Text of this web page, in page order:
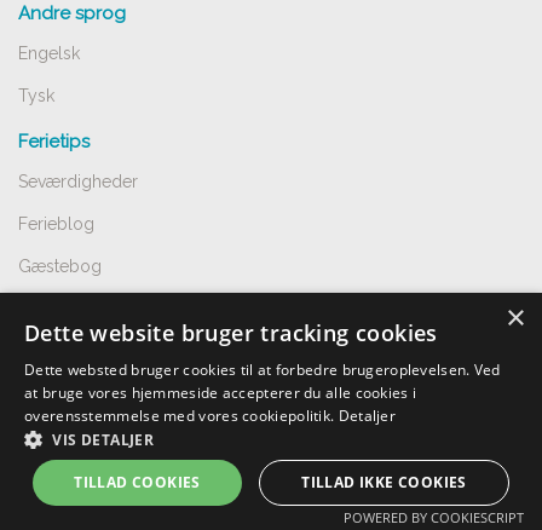
Andre sprog
Engelsk
Tysk
Ferietips
Seværdigheder
Ferieblog
Gæstebog
Opret annnoce
Handelsbetingelser
Undgå snyd
×
Dette website bruger tracking cookies
Dette websted bruger cookies til at forbedre brugeroplevelsen. Ved
at bruge vores hjemmeside accepterer du alle cookies i
overensstemmelse med vores cookiepolitik. Detaljer
VIS DETALJER
TILLAD COOKIES TILLAD IKKE COOKIES
POWERED BY COOKIESCRIPT